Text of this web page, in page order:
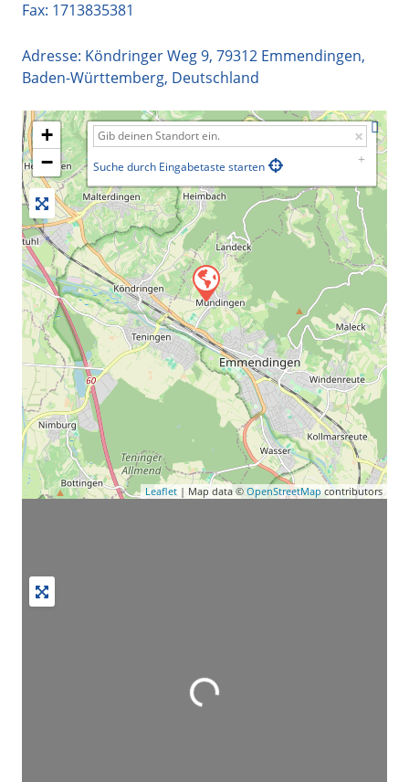
Fax: 1713835381
Adresse: Köndringer Weg 9, 79312 Emmendingen,
Baden-Württemberg, Deutschland
+
−
Suche durch Eingabetaste starten
Leaflet | Map data © OpenStreetMap contributors
Wird geladen …